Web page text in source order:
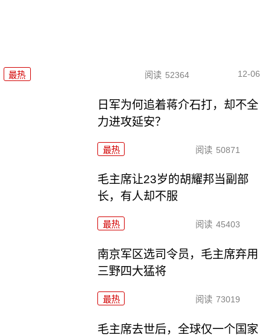
最热 阅读 52364 12-06
日军为何追着蒋介石打，却不全
力进攻延安？
最热 阅读 50871
毛主席让23岁的胡耀邦当副部
长，有人却不服
最热 阅读 45403
南京军区选司令员，毛主席弃用
三野四大猛将
最热 阅读 73019
毛主席去世后，全球仅一个国家